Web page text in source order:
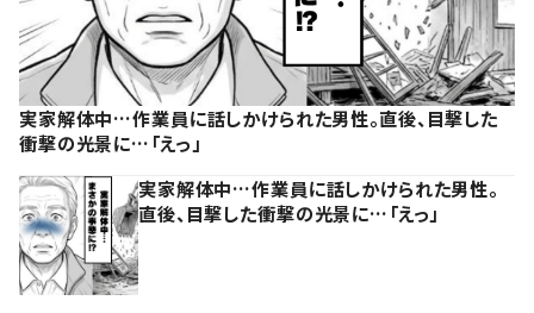
実家解体中…作業員に話しかけられた男性。直後、目撃した
衝撃の光景に…「えっ」
実家解体中…作業員に話しかけられた男性。
直後、目撃した衝撃の光景に…「えっ」